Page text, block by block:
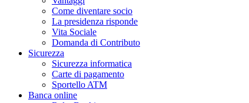
Come diventare socio
La presidenza risponde
Vita Sociale
Domanda di Contributo
Sicurezza
Sicurezza informatica
Carte di pagamento
Sportello ATM
Banca online